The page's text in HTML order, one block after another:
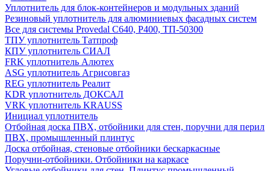
Уплотнитель для блок-контейнеров и модульных зданий
Резиновый уплотнитель для алюминиевых фасадных систем
Все для системы Provedal С640, Р400, ТП-50300
ТПУ уплотнитель Татпроф
КПУ уплотнитель СИАЛ
FRK уплотнитель Алютех
ASG уплотнитель Агрисовгаз
REG уплотнитель Реалит
KDR уплотнитель ДОКСАЛ
VRK уплотнитель KRAUSS
Инициал уплотнитель
Отбойная доска ПВХ, отбойники для стен, поручни для перил
ПВХ, промышленный плинтус
Доска отбойная, стеновые отбойники бескаркасные
Поручни-отбойники. Отбойники на каркасе